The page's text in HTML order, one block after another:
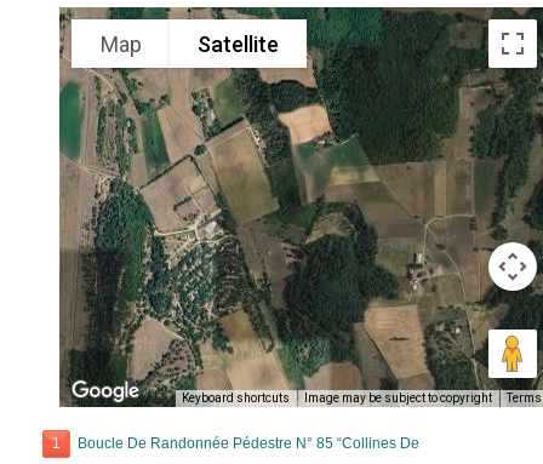
Map Satellite
Keyboard shortcuts Image may be subject to copyright Terms
1
Boucle De Randonnée Pédestre N° 85 “Collines De